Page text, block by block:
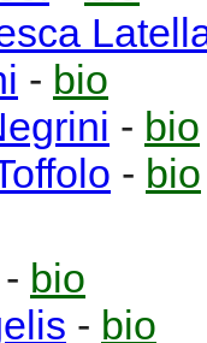
- bio
- bio
- bio
- bio
- bio